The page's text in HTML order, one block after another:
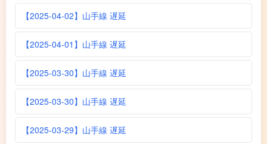
【2025-04-02】山手線 遅延
【2025-04-01】山手線 遅延
【2025-03-30】山手線 遅延
【2025-03-30】山手線 遅延
【2025-03-29】山手線 遅延